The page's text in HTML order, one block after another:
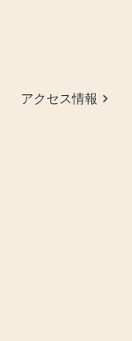
アクセス情報 keyboard_arrow_right